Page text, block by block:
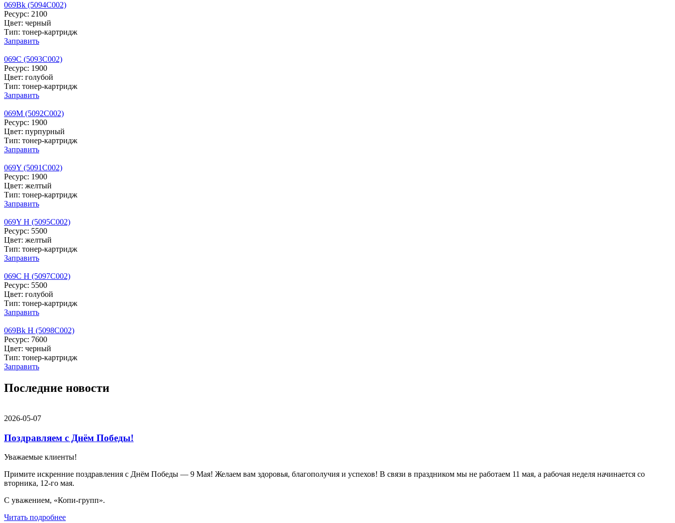
069Bk (5094C002)
Ресурс: 2100
Цвет: черный
Тип: тонер-картридж
Заправить
069C (5093C002)
Ресурс: 1900
Цвет: голубой
Тип: тонер-картридж
Заправить
069M (5092C002)
Ресурс: 1900
Цвет: пурпурный
Тип: тонер-картридж
Заправить
069Y (5091C002)
Ресурс: 1900
Цвет: желтый
Тип: тонер-картридж
Заправить
069Y H (5095C002)
Ресурс: 5500
Цвет: желтый
Тип: тонер-картридж
Заправить
069C H (5097C002)
Ресурс: 5500
Цвет: голубой
Тип: тонер-картридж
Заправить
069Bk H (5098C002)
Ресурс: 7600
Цвет: черный
Тип: тонер-картридж
Заправить
Последние новости
2026-05-07
Поздравляем с Днём Победы!
Уважаемые клиенты!
Примите искренние поздравления с Днём Победы — 9 Мая! Желаем вам здоровья, благополучия и успехов! В связи в праздником мы не работаем 11 мая, а рабочая неделя начинается со
вторника, 12-го мая.
С уважением, «Копи-групп».
Читать подробнее